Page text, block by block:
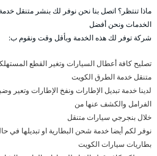
ماذا تنتظر؟ اتصل بنا نحن نوفر لك بنشر متنقل
الخدمات ونحن أفضل
شركة توفر لك هذه الخدمة وبأقل وقت ونقوم ب:
تصليح كافة أعطال السيارات وتغير القطع
متنقل خدمة الطرق الكويت
لدينا خدمة تبديل الإطارات ونفخ الإطارات وتعير
الفرامل والكشف عنها من
خلال بنجرجي سيارات متنقل
نوفر لكم أيضا خدمة شحن البطارية او تبديلها في
بطاريات سيارات الكويت